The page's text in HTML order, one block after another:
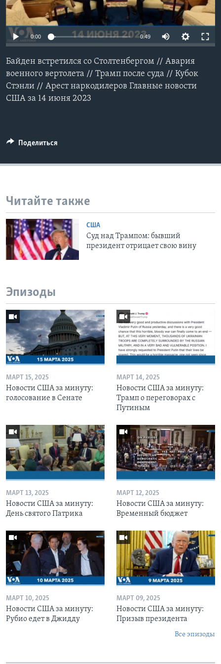
Learning English
СОЦИАЛЬНЫЕ СЕТИ
Языки
0:00 0:49
Байден встретился со Столтенбергом // Авария
военного вертолета // Трамп после суда // Кубок
Стэнли // Арест наркодилеров Главные новости
США за 14 июня 2023
Поделиться
Читайте также
США
Суд над Трампом: бывший
президент отрицает свою вину
Эпизоды
МАРТ 15, 2025
Новости США за минуту:
голосование в Сенате
МАРТ 14, 2025
Новости США за минуту:
Трамп о переговорах с
Путиным
МАРТ 13, 2025
Новости США за минуту:
День святого Патрика
МАРТ 12, 2025
Новости США за минуту:
Временный бюджет
МАРТ 10, 2025
Новости США за минуту:
Рубио едет в Джидду
МАРТ 09, 2025
Новости США за минуту:
Призыв президента
Все эпизоды